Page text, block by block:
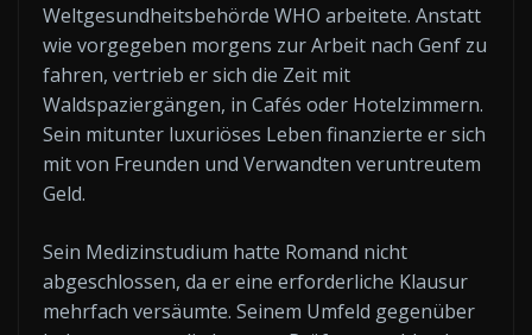
Weltgesundheitsbehörde WHO arbeitete. Anstatt
wie vorgegeben morgens zur Arbeit nach Genf zu
fahren, vertrieb er sich die Zeit mit
Waldspaziergängen, in Cafés oder Hotelzimmern.
Sein mitunter luxuriöses Leben finanzierte er sich
mit von Freunden und Verwandten veruntreutem
Geld.
Sein Medizinstudium hatte Romand nicht
abgeschlossen, da er eine erforderliche Klausur
mehrfach versäumte. Seinem Umfeld gegenüber